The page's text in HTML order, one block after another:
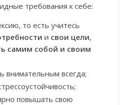
требования к себе:
то есть учитесь
и свои цели,
самим собой и своим
внимательным всегда;
повышать свою